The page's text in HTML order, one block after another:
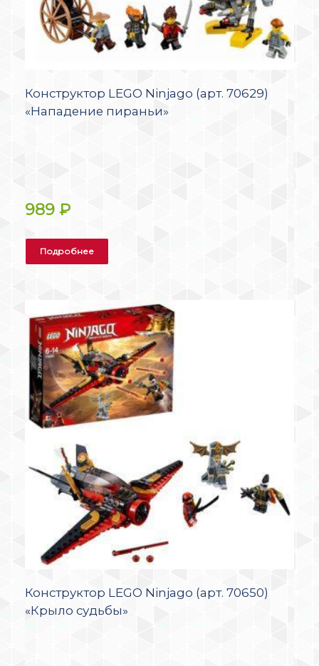
Конструктор LEGO Ninjago (арт. 70629)
«Нападение пираньи»
989 ₽
Подробнее
Конструктор LEGO Ninjago (арт. 70650)
«Крыло судьбы»